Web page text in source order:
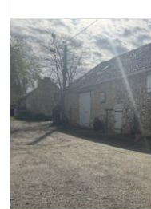
DÉCOUVRIR CE BIEN